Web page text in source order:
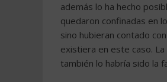
además lo ha hecho
quedaron confinadas en
sino hubieran contado
existiera en este caso.
también lo habría sido la